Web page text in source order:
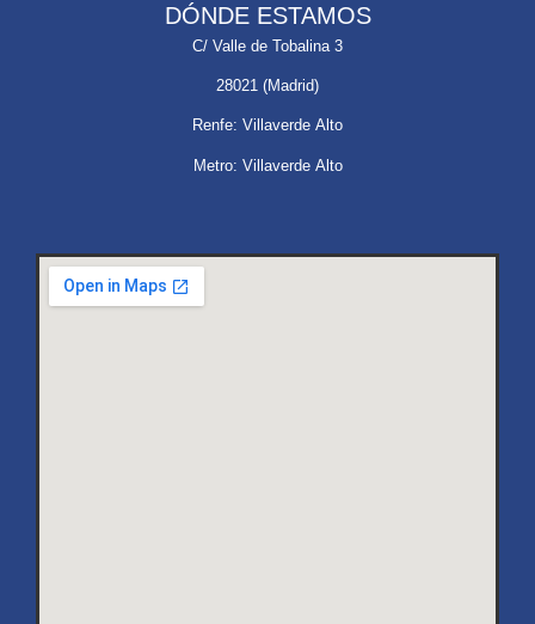
DÓNDE ESTAMOS
C/ Valle de Tobalina 3
28021 (Madrid)
Renfe: Villaverde Alto
Metro: Villaverde Alto